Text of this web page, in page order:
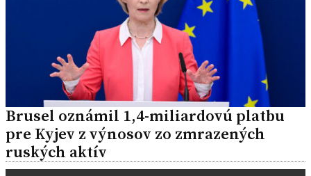
Brusel oznámil 1,4-miliardovú platbu
pre Kyjev z výnosov zo zmrazených
ruských aktív